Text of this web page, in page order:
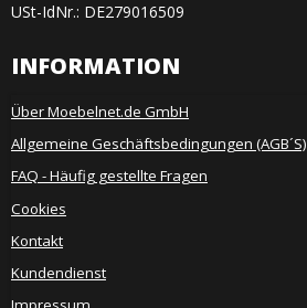
USt-IdNr.: DE279016509
INFORMATION
Über Moebelnet.de GmbH
Allgemeine Geschäftsbedingungen (AGB´S)
FAQ - Häufig gestellte Fragen
Cookies
Kontakt
Kundendienst